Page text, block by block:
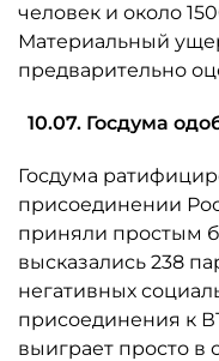
человек и около
Материальный
предварительно
10.07. Госдума
Госдума
присоединении
приняли простым
высказались 238
негативных
присоединения к
выиграет просто в